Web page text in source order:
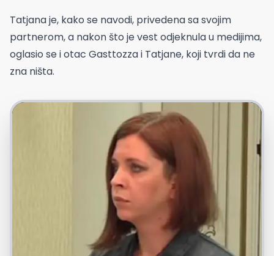
Tatjana je, kako se navodi, privedena sa svojim
partnerom, a nakon što je vest odjeknula u medijima,
oglasio se i otac Gasttozza i Tatjane, koji tvrdi da ne
zna ništa.
Foto: Youtube printscreen/Happy TV